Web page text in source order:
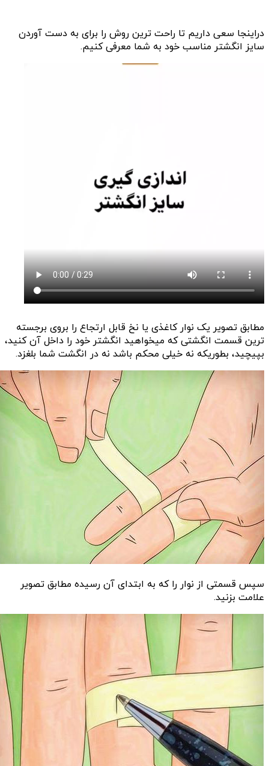
دراینجا سعی داریم تا راحت ترین روش را برای به دست آوردن
سایز انگشتر مناسب خود به شما معرفی کنیم.
مطابق تصویر یک نوار کاغذی یا نخ قابل ارتجاع را بروی برجسته
ترین قسمت انگشتی که میخواهید انگشتر خود را داخل آن کنید،
بپیچید، بطوریکه نه خیلی محکم باشد نه در انگشت شما بلغزد.
سپس قسمتی از نوار را که به ابتدای آن رسیده مطابق تصویر
علامت بزنید.